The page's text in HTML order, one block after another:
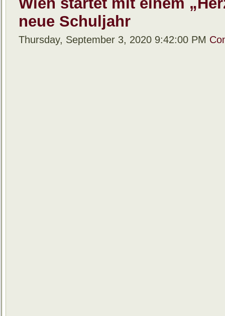
neue Schuljahr
Thursday, September 3, 2020 9:42:00 PM